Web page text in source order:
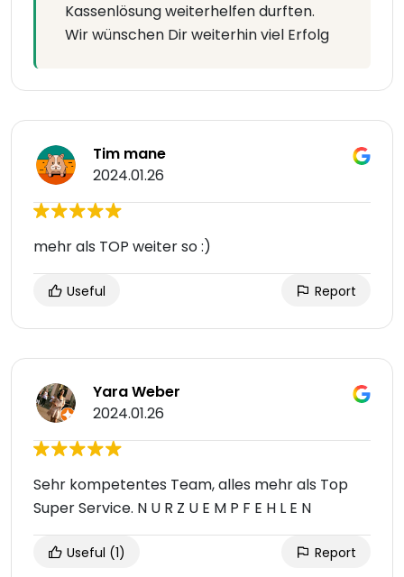
Kassenlösung weiterhelfen durften.
Wir wünschen Dir weiterhin viel Erfolg
Tim mane
2024.01.26
mehr als TOP weiter so :)
Useful Report
Yara Weber
2024.01.26
Sehr kompetentes Team, alles mehr als Top
Super Service. N U R Z U E M P F E H L E N
Useful (1) Report